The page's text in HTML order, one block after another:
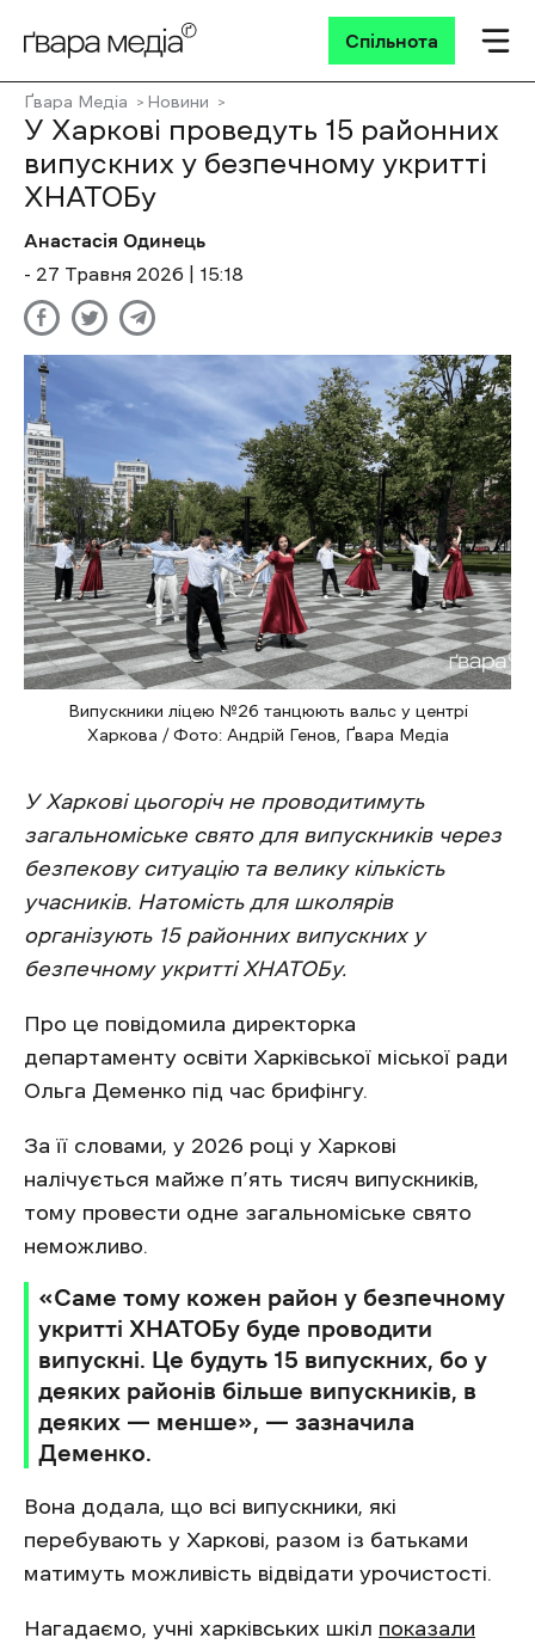
Спільнота
Ґвара Медіа Новини
У Харкові проведуть 15 районних
випускних у безпечному укритті
ХНАТОБу
Анастасія Одинець
- 27 Травня 2026 | 15:18
Випускники ліцею №26 танцюють вальс у центрі
Харкова / Фото: Андрій Генов, Ґвара Медіа
У Харкові цьогоріч не проводитимуть
загальноміське свято для випускників через
безпекову ситуацію та велику кількість
учасників. Натомість для школярів
організують 15 районних випускних у
безпечному укритті ХНАТОБу.
Про це повідомила директорка
департаменту освіти Харківської міської ради
Ольга Деменко під час брифінгу.
За її словами, у 2026 році у Харкові
налічується майже п’ять тисяч випускників,
тому провести одне загальноміське свято
неможливо.
«Саме тому кожен район у безпечному
укритті ХНАТОБу буде проводити
випускні. Це будуть 15 випускних, бо у
деяких районів більше випускників, в
деяких — менше», — зазначила
Деменко.
Вона додала, що всі випускники, які
перебувають у Харкові, разом із батьками
матимуть можливість відвідати урочистості.
Нагадаємо, учні харківських шкіл показали